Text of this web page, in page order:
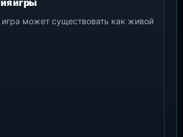
игры
может существовать как живой